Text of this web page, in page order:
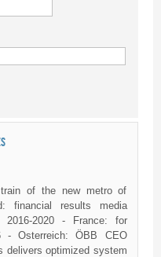
of the new metro of
financial results media
2016-2020 - France: for
- Osterreich: ÖBB CEO
delivers optimized system